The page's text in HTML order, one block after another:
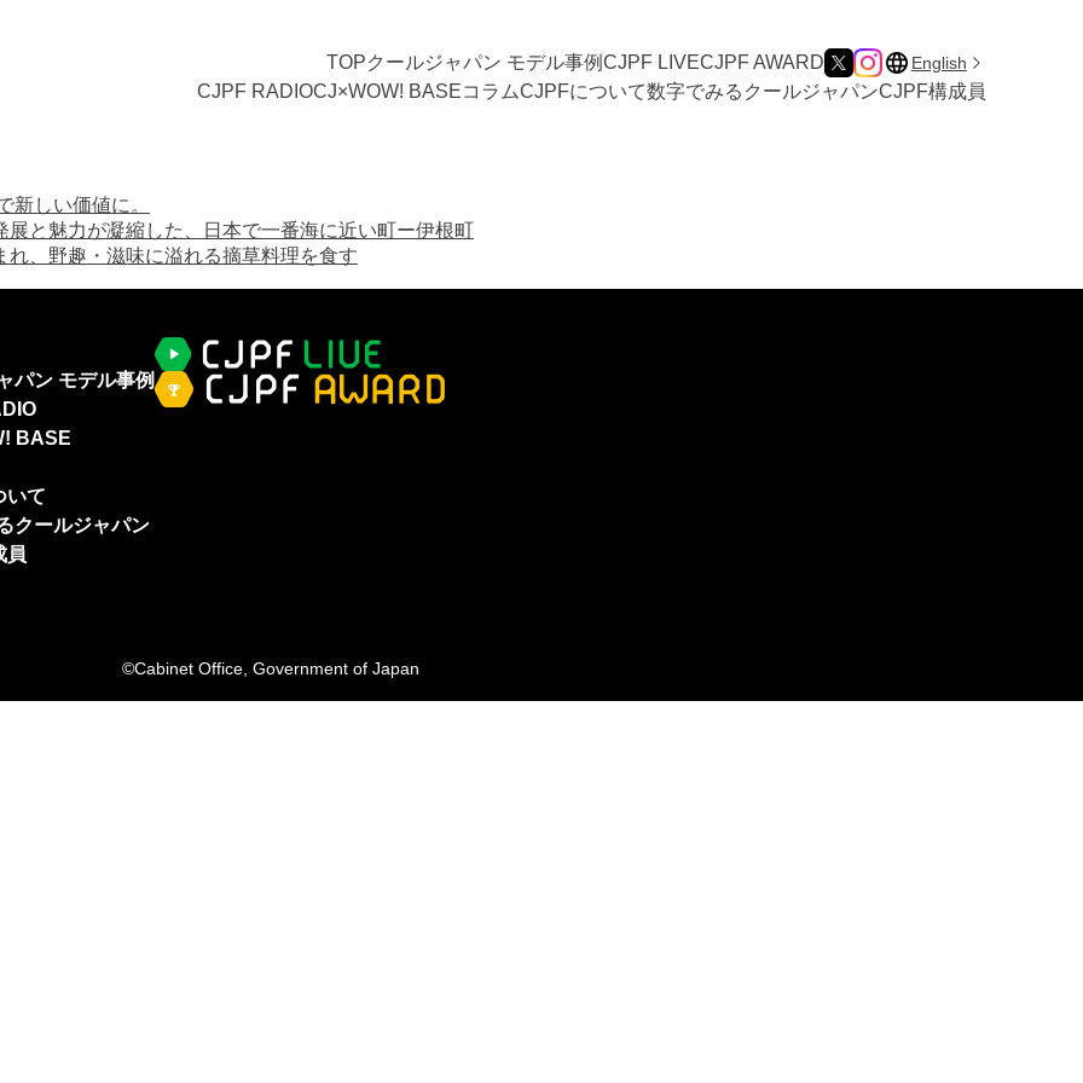
TOPクールジャパン モデル事例CJPF LIVECJPF AWARD English
CJPF RADIOCJ×WOW! BASEコラムCJPFについて数字でみるクールジャパンCJPF構成員
新しい価値に。
と魅力が凝縮した、日本で一番海に近い町ー伊根町
、野趣・滋味に溢れる摘草料理を食す
パン モデル事例
BASE
いて
クールジャパン
員
©Cabinet Office, Government of Japan